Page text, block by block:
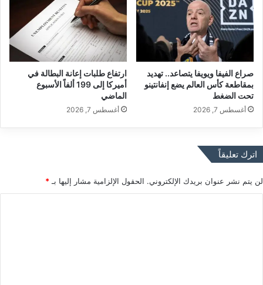
و
و
ت
ر
ص
ي
ر
ة
ف
صراع الفيفا ويويفا يتصاعد.. تهديد
بمقاطعة كأس العالم يضع إنفانتينو
تحت الضغط
أغسطس 7, 2026
ارتفاع طلبات إعانة البطالة في
أميركا إلى 199 ألفاً الأسبوع
الماضي
أغسطس 7, 2026
اترك تعليقاً
لن يتم نشر عنوان بريدك الإلكتروني. الحقول الإلزامية مشار إليها بـ *